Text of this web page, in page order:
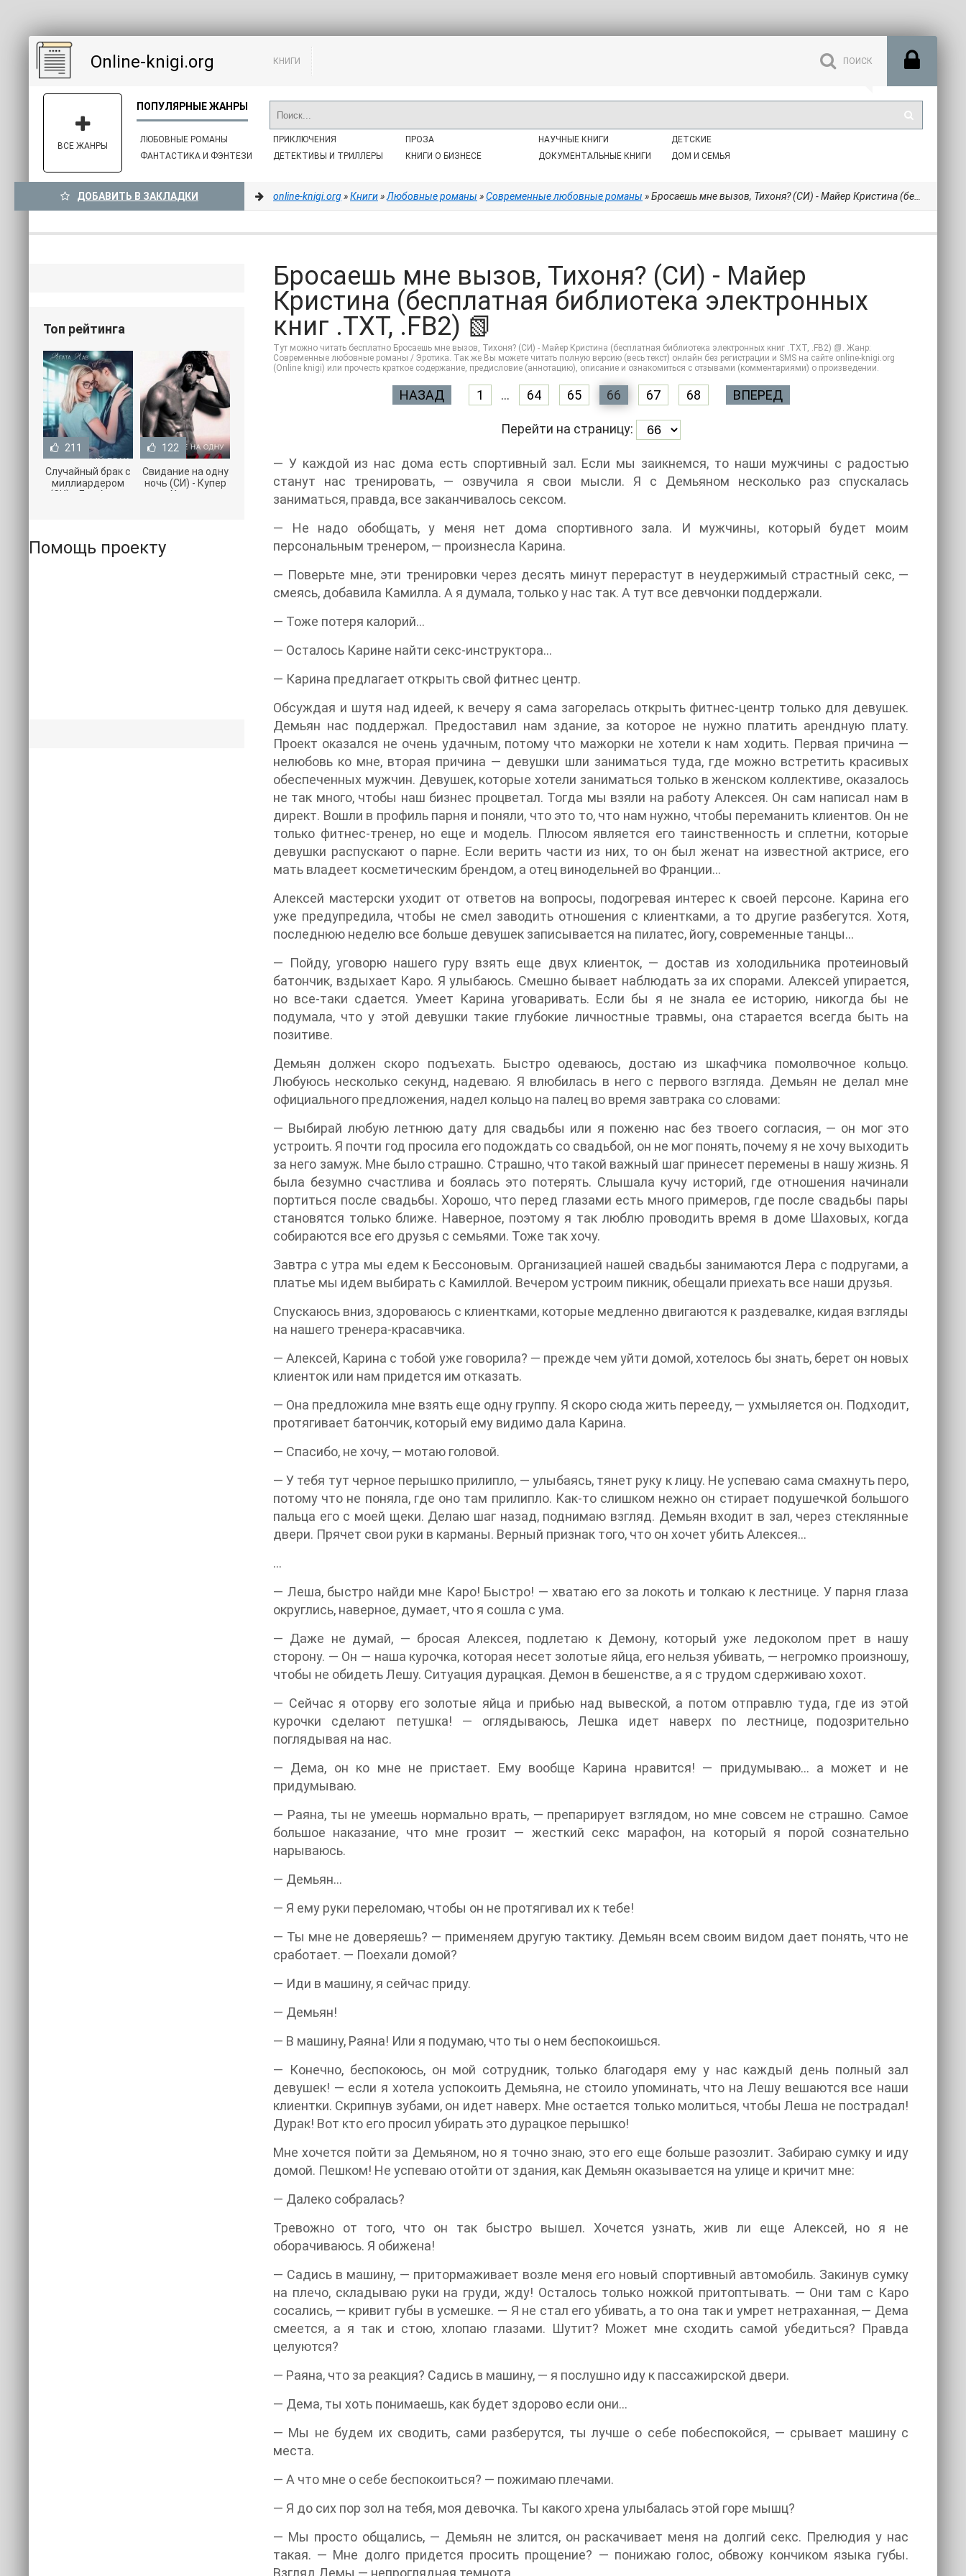
Online-knigi.org КНИГИ
ЛЮБОВНЫЕ РОМАНЫ
ФАНТАСТИКА И ФЭНТЕЗИ
ПРИКЛЮЧЕНИЯ
ДЕТЕКТИВЫ И ТРИЛЛЕРЫ
ПРОЗА
КНИГИ О БИЗНЕСЕ
НАУЧНЫЕ КНИГИ
ДОКУМЕНТАЛЬНЫЕ КНИГИ
ДЕТСКИЕ
ДОМ И СЕМЬЯ
ВСЕ ЖАНРЫ
ДОБАВИТЬ В ЗАКЛАДКИ online-knigi.org»Книги»Любовные романы »Современные любовные романы » Бросаешь мне вызов, Тихоня? (СИ) - Майер Кристина (бесплатная библиотека электронных книг .TXT, .FB2) 📗
Бросаешь мне вызов, Тихоня? (СИ) - Майер
Кристина (бесплатная библиотека электронных
книг .TXT, .FB2) 📗
Тут можно читать бесплатно Бросаешь мне вызов, Тихоня? (СИ) - Майер Кристина (бесплатная библиотека электронных книг .TXT, .FB2) 📗. Жанр:
Современные любовные романы / Эротика. Так же Вы можете читать полную версию (весь текст) онлайн без регистрации и SMS на сайте online-knigi.org
(Online knigi) или прочесть краткое содержание, предисловие (аннотацию), описание и ознакомиться с отзывами (комментариями) о произведении.
НАЗАД 1 ... 64 65 66 67 68 ВПЕРЕД
Перейти на страницу:
— У каждой из нас дома есть спортивный зал. Если мы заикнемся, то наши мужчины с радостью
станут нас тренировать, — озвучила я свои мысли. Я с Демьяном несколько раз спускалась
заниматься, правда, все заканчивалось сексом.
— Не надо обобщать, у меня нет дома спортивного зала. И мужчины, который будет моим
персональным тренером, — произнесла Карина.
— Поверьте мне, эти тренировки через десять минут перерастут в неудержимый страстный секс, —
смеясь, добавила Камилла. А я думала, только у нас так. А тут все девчонки поддержали.
— Тоже потеря калорий…
— Осталось Карине найти секс-инструктора…
— Карина предлагает открыть свой фитнес центр.
Обсуждая и шутя над идеей, к вечеру я сама загорелась открыть фитнес-центр только для девушек.
Демьян нас поддержал. Предоставил нам здание, за которое не нужно платить арендную плату.
Проект оказался не очень удачным, потому что мажорки не хотели к нам ходить. Первая причина —
нелюбовь ко мне, вторая причина — девушки шли заниматься туда, где можно встретить красивых
обеспеченных мужчин. Девушек, которые хотели заниматься только в женском коллективе, оказалось
не так много, чтобы наш бизнес процветал. Тогда мы взяли на работу Алексея. Он сам написал нам в
директ. Вошли в профиль парня и поняли, что это то, что нам нужно, чтобы переманить клиентов. Он не
только фитнес-тренер, но еще и модель. Плюсом является его таинственность и сплетни, которые
девушки распускают о парне. Если верить части из них, то он был женат на известной актрисе, его
мать владеет косметическим брендом, а отец винодельней во Франции…
Алексей мастерски уходит от ответов на вопросы, подогревая интерес к своей персоне. Карина его
уже предупредила, чтобы не смел заводить отношения с клиентками, а то другие разбегутся. Хотя,
последнюю неделю все больше девушек записывается на пилатес, йогу, современные танцы…
— Пойду, уговорю нашего гуру взять еще двух клиенток, — достав из холодильника протеиновый
батончик, вздыхает Каро. Я улыбаюсь. Смешно бывает наблюдать за их спорами. Алексей упирается,
но все-таки сдается. Умеет Карина уговаривать. Если бы я не знала ее историю, никогда бы не
подумала, что у этой девушки такие глубокие личностные травмы, она старается всегда быть на
позитиве.
Демьян должен скоро подъехать. Быстро одеваюсь, достаю из шкафчика помолвочное кольцо.
Любуюсь несколько секунд, надеваю. Я влюбилась в него с первого взгляда. Демьян не делал мне
официального предложения, надел кольцо на палец во время завтрака со словами:
— Выбирай любую летнюю дату для свадьбы или я поженю нас без твоего согласия, — он мог это
устроить. Я почти год просила его подождать со свадьбой, он не мог понять, почему я не хочу выходить
за него замуж. Мне было страшно. Страшно, что такой важный шаг принесет перемены в нашу жизнь. Я
была безумно счастлива и боялась это потерять. Слышала кучу историй, где отношения начинали
портиться после свадьбы. Хорошо, что перед глазами есть много примеров, где после свадьбы пары
становятся только ближе. Наверное, поэтому я так люблю проводить время в доме Шаховых, когда
собираются все его друзья с семьями. Тоже так хочу.
Завтра с утра мы едем к Бессоновым. Организацией нашей свадьбы занимаются Лера с подругами, а
платье мы идем выбирать с Камиллой. Вечером устроим пикник, обещали приехать все наши друзья.
Спускаюсь вниз, здороваюсь с клиентками, которые медленно двигаются к раздевалке, кидая взгляды
на нашего тренера-красавчика.
— Алексей, Карина с тобой уже говорила? — прежде чем уйти домой, хотелось бы знать, берет он новых
клиенток или нам придется им отказать.
— Она предложила мне взять еще одну группу. Я скоро сюда жить перееду, — ухмыляется он. Подходит,
протягивает батончик, который ему видимо дала Карина.
— Спасибо, не хочу, — мотаю головой.
— У тебя тут черное перышко прилипло, — улыбаясь, тянет руку к лицу. Не успеваю сама смахнуть перо,
потому что не поняла, где оно там прилипло. Как-то слишком нежно он стирает подушечкой большого
пальца его с моей щеки. Делаю шаг назад, поднимаю взгляд. Демьян входит в зал, через стеклянные
двери. Прячет свои руки в карманы. Верный признак того, что он хочет убить Алексея…
…
— Леша, быстро найди мне Каро! Быстро! — хватаю его за локоть и толкаю к лестнице. У парня глаза
округлись, наверное, думает, что я сошла с ума.
— Даже не думай, — бросая Алексея, подлетаю к Демону, который уже ледоколом прет в нашу
сторону. — Он — наша курочка, которая несет золотые яйца, его нельзя убивать, — негромко произношу,
чтобы не обидеть Лешу. Ситуация дурацкая. Демон в бешенстве, а я с трудом сдерживаю хохот.
— Сейчас я оторву его золотые яйца и прибью над вывеской, а потом отправлю туда, где из этой
курочки сделают петушка! — оглядываюсь, Лешка идет наверх по лестнице, подозрительно
поглядывая на нас.
— Дема, он ко мне не пристает. Ему вообще Карина нравится! — придумываю… а может и не
придумываю.
— Раяна, ты не умеешь нормально врать, — препарирует взглядом, но мне совсем не страшно. Самое
большое наказание, что мне грозит — жесткий секс марафон, на который я порой сознательно
нарываюсь.
— Демьян…
— Я ему руки переломаю, чтобы он не протягивал их к тебе!
— Ты мне не доверяешь? — применяем другую тактику. Демьян всем своим видом дает понять, что не
сработает. — Поехали домой?
— Иди в машину, я сейчас приду.
— Демьян!
— В машину, Раяна! Или я подумаю, что ты о нем беспокоишься.
— Конечно, беспокоюсь, он мой сотрудник, только благодаря ему у нас каждый день полный зал
девушек! — если я хотела успокоить Демьяна, не стоило упоминать, что на Лешу вешаются все наши
клиентки. Скрипнув зубами, он идет наверх. Мне остается только молиться, чтобы Леша не пострадал!
Дурак! Вот кто его просил убирать это дурацкое перышко!
Мне хочется пойти за Демьяном, но я точно знаю, это его еще больше разозлит. Забираю сумку и иду
домой. Пешком! Не успеваю отойти от здания, как Демьян оказывается на улице и кричит мне:
— Далеко собралась?
Тревожно от того, что он так быстро вышел. Хочется узнать, жив ли еще Алексей, но я не
оборачиваюсь. Я обижена!
— Садись в машину, — притормаживает возле меня его новый спортивный автомобиль. Закинув сумку
на плечо, складываю руки на груди, жду! Осталось только ножкой притоптывать. — Они там с Каро
сосались, — кривит губы в усмешке. — Я не стал его убивать, а то она так и умрет нетраханная, — Дема
смеется, а я так и стою, хлопаю глазами. Шутит? Может мне сходить самой убедиться? Правда
целуются?
— Раяна, что за реакция? Садись в машину, — я послушно иду к пассажирской двери.
— Дема, ты хоть понимаешь, как будет здорово если они…
— Мы не будем их сводить, сами разберутся, ты лучше о себе побеспокойся, — срывает машину с
места.
— А что мне о себе беспокоиться? — пожимаю плечами.
— Я до сих пор зол на тебя, моя девочка. Ты какого хрена улыбалась этой горе мышц?
— Мы просто общались, — Демьян не злится, он раскачивает меня на долгий секс. Прелюдия у нас
такая. — Мне долго придется просить прощение? — понижаю голос, обвожу кончиком языка губы.
Взгляд Демы — непроглядная темнота.
Топ рейтинга
211
Случайный брак с
миллиардером
(СИ) - Лав Агата
122
Свидание на одну
ночь (СИ) - Купер
Хелен
Помощь проекту